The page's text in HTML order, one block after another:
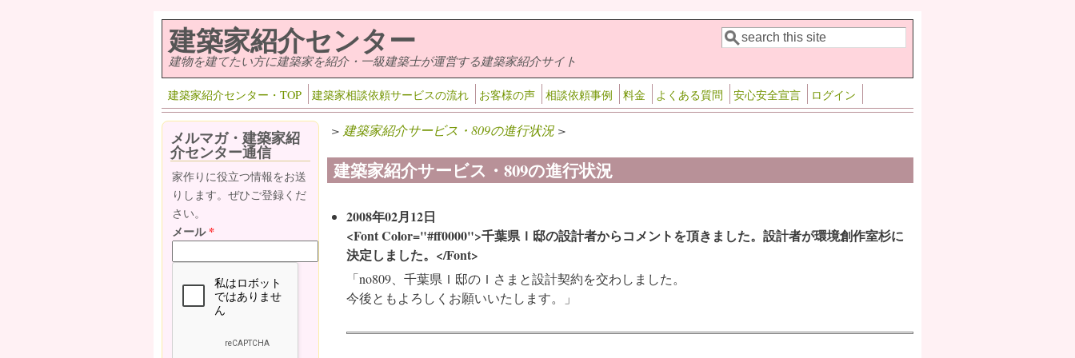
建築家紹介センター
建物を建てたい方に建築家を紹介・一級建築士が運営する建築家紹介サイト 検索フォーム
検索
建築家紹介センター・TOP 建築家相談依頼サービスの流れ お客様の声 相談依頼事例 料金 よくある質問 安心安全宣言 ログイン
> 建築家紹介サービス・809の進行状況>
建築家紹介サービス・809の進行状況
2008年02月12日
<Font Color="#ff0000">千葉県Ｉ邸の設計者からコメントを頂きました。設計者が環境創作室杉に
決定しました。</Font>
「no809、千葉県Ｉ邸のＩさまと設計契約を交わしました。
今後ともよろしくお願いいたします。」
メルマガ・建築家紹
介センター通信
家作りに役立つ情報をお送
りします。ぜひご登録くだ
さい。
メール*